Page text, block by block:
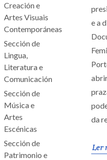
Creación e
Artes Visuais
Contemporáneas
Sección de
Lingua,
Literatura e
Comunicación
Sección de
Música e
Artes
Escénicas
Sección de
Patrimonio e
e a
da
Ler